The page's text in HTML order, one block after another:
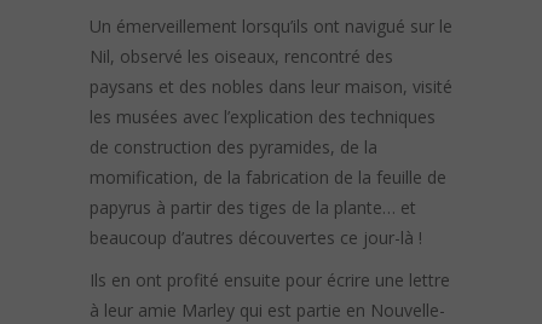
Un émerveillement lorsqu’ils ont navigué sur le
Nil, observé les oiseaux, rencontré des
paysans et des nobles dans leur maison, visité
les musées avec l’explication des techniques
de construction des pyramides, de la
momification, de la fabrication de la feuille de
papyrus à partir des tiges de la plante… et
beaucoup d’autres découvertes ce jour-là !
Ils en ont profité ensuite pour écrire une lettre
à leur amie Marley qui est partie en Nouvelle-